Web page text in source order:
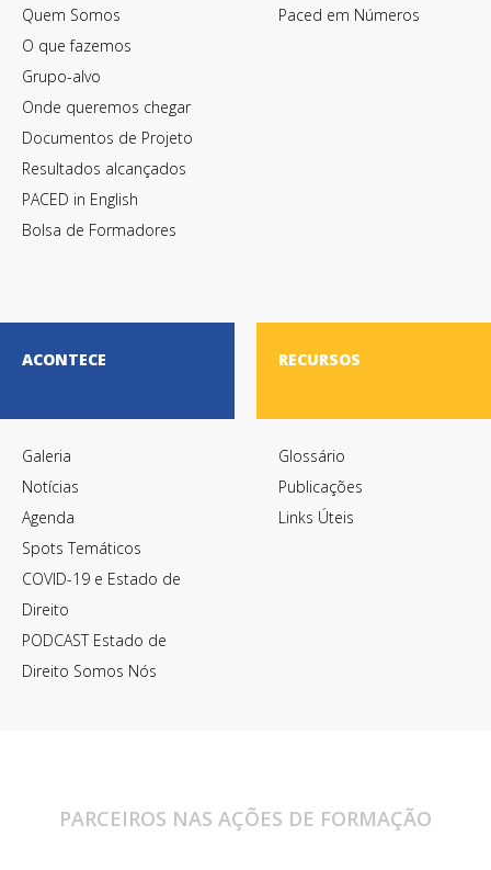
Quem Somos
O que fazemos
Grupo-alvo
Onde queremos chegar
Documentos de Projeto
Resultados alcançados
PACED in English
Bolsa de Formadores
Paced em Números
ACONTECE
Galeria
Notícias
Agenda
Spots Temáticos
COVID-19 e Estado de
Direito
PODCAST Estado de
Direito Somos Nós
RECURSOS
Glossário
Publicações
Links Úteis
PARCEIROS NAS AÇÕES DE FORMAÇÃO